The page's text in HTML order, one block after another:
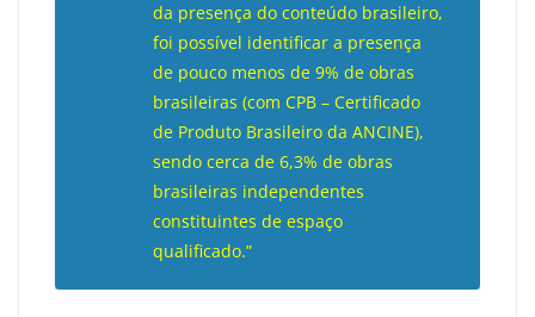
da presença do conteúdo brasileiro,
foi possível identificar a presença
de pouco menos de 9% de obras
brasileiras (com CPB – Certificado
de Produto Brasileiro da ANCINE),
sendo cerca de 6,3% de obras
brasileiras independentes
constituintes de espaço
qualificado.”